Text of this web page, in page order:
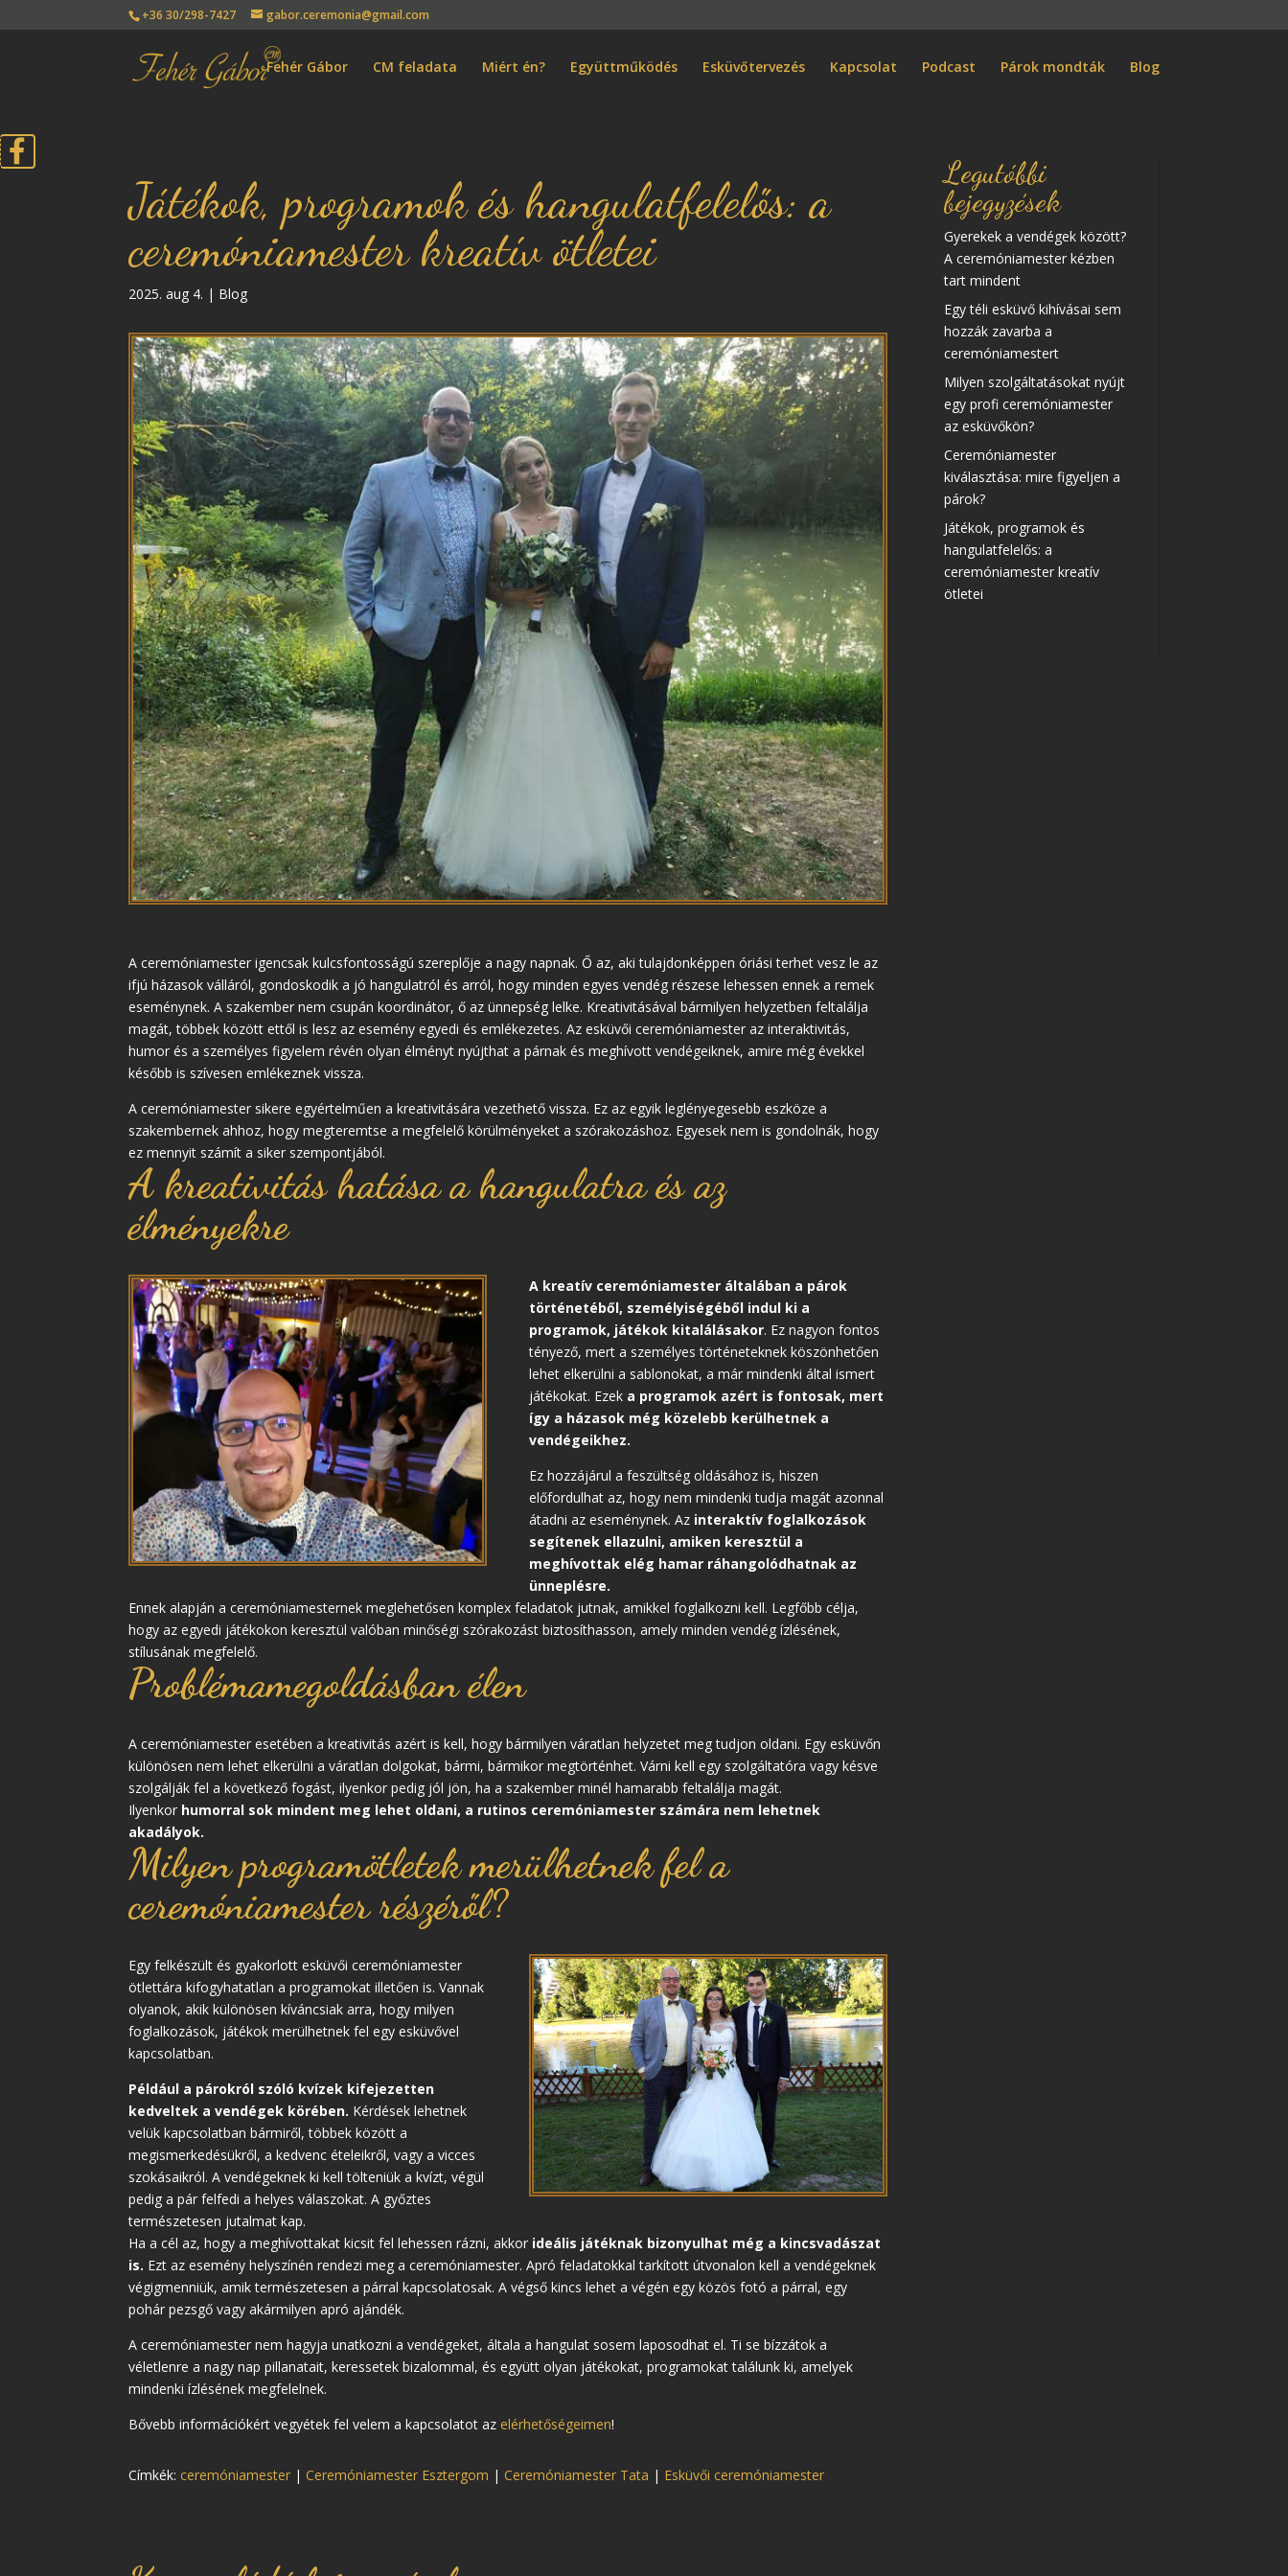
+36 30/298-7427 gabor.ceremonia@gmail.com
Fehér Gábor CM feladata Miért én? Együttműködés Esküvőtervezés Kapcsolat Podcast Párok mondták Blog
Játékok, programok és hangulatfelelős: a
ceremóniamester kreatív ötletei
2025. aug 4. | Blog
A ceremóniamester igencsak kulcsfontosságú szereplője a nagy napnak. Ő az, aki tulajdonképpen óriási terhet vesz le az
ifjú házasok válláról, gondoskodik a jó hangulatról és arról, hogy minden egyes vendég részese lehessen ennek a remek
eseménynek. A szakember nem csupán koordinátor, ő az ünnepség lelke. Kreativitásával bármilyen helyzetben feltalálja
magát, többek között ettől is lesz az esemény egyedi és emlékezetes. Az esküvői ceremóniamester az interaktivitás,
humor és a személyes figyelem révén olyan élményt nyújthat a párnak és meghívott vendégeiknek, amire még évekkel
később is szívesen emlékeznek vissza.
A ceremóniamester sikere egyértelműen a kreativitására vezethető vissza. Ez az egyik leglényegesebb eszköze a
szakembernek ahhoz, hogy megteremtse a megfelelő körülményeket a szórakozáshoz. Egyesek nem is gondolnák, hogy
ez mennyit számít a siker szempontjából.
A kreativitás hatása a hangulatra és az
élményekre
A kreatív ceremóniamester általában a párok
történetéből, személyiségéből indul ki a
programok, játékok kitalálásakor. Ez nagyon fontos
tényező, mert a személyes történeteknek köszönhetően
lehet elkerülni a sablonokat, a már mindenki által ismert
játékokat. Ezek a programok azért is fontosak, mert
így a házasok még közelebb kerülhetnek a
vendégeikhez.
Ez hozzájárul a feszültség oldásához is, hiszen
előfordulhat az, hogy nem mindenki tudja magát azonnal
átadni az eseménynek. Azinteraktív foglalkozások
segítenek ellazulni, amiken keresztül a
meghívottak elég hamar ráhangolódhatnak az
ünneplésre.
Ennek alapján a ceremóniamesternek meglehetősen komplex feladatok jutnak, amikkel foglalkozni kell. Legfőbb célja,
hogy az egyedi játékokon keresztül valóban minőségi szórakozást biztosíthasson, amely minden vendég ízlésének,
stílusának megfelelő.
Problémamegoldásban élen
A ceremóniamester esetében a kreativitás azért is kell, hogy bármilyen váratlan helyzetet meg tudjon oldani. Egy esküvőn
különösen nem lehet elkerülni a váratlan dolgokat, bármi, bármikor megtörténhet. Várni kell egy szolgáltatóra vagy késve
szolgálják fel a következő fogást, ilyenkor pedig jól jön, ha a szakember minél hamarabb feltalálja magát.
Ilyenkor humorral sok mindent meg lehet oldani, a rutinos ceremóniamester számára nem lehetnek
akadályok.
Milyen programötletek merülhetnek fel a
ceremóniamester részéről?
Egy felkészült és gyakorlott esküvői ceremóniamester
ötlettára kifogyhatatlan a programokat illetően is. Vannak
olyanok, akik különösen kíváncsiak arra, hogy milyen
foglalkozások, játékok merülhetnek fel egy esküvővel
kapcsolatban.
Például a párokról szóló kvízek kifejezetten
kedveltek a vendégek körében. Kérdések lehetnek
velük kapcsolatban bármiről, többek között a
megismerkedésükről, a kedvenc ételeikről, vagy a vicces
szokásaikról. A vendégeknek ki kell tölteniük a kvízt, végül
pedig a pár felfedi a helyes válaszokat. A győztes
természetesen jutalmat kap.
Ha a cél az, hogy a meghívottakat kicsit fel lehessen rázni, akkor ideális játéknak bizonyulhat még a kincsvadászat
is. Ezt az esemény helyszínén rendezi meg a ceremóniamester. Apró feladatokkal tarkított útvonalon kell a vendégeknek
végigmenniük, amik természetesen a párral kapcsolatosak. A végső kincs lehet a végén egy közös fotó a párral, egy
pohár pezsgő vagy akármilyen apró ajándék.
A ceremóniamester nem hagyja unatkozni a vendégeket, általa a hangulat sosem laposodhat el. Ti se bízzátok a
véletlenre a nagy nap pillanatait, keressetek bizalommal, és együtt olyan játékokat, programokat találunk ki, amelyek
mindenki ízlésének megfelelnek.
Bővebb információkért vegyétek fel velem a kapcsolatot az elérhetőségeimen!
Címkék: ceremóniamester |Ceremóniamester Esztergom |Ceremóniamester Tata | Esküvői ceremóniamester
Legutóbbi
bejegyzések
Gyerekek a vendégek között?
A ceremóniamester kézben
tart mindent
Egy téli esküvő kihívásai sem
hozzák zavarba a
ceremóniamestert
Milyen szolgáltatásokat nyújt
egy profi ceremóniamester
az esküvőkön?
Ceremóniamester
kiválasztása: mire figyeljen a
párok?
Játékok, programok és
hangulatfelelős: a
ceremóniamester kreatív
ötletei